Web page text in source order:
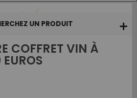
UN PRODUIT
COFFRET VIN À